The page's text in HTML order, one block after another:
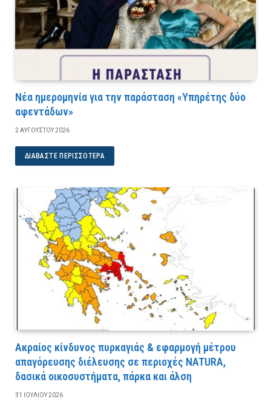
Νέα ημερομηνία για την παράσταση «Υπηρέτης δύο
αφεντάδων»
2 ΑΥΓΟΎΣΤΟΥ 2026
ΔΙΑΒΆΣΤΕ ΠΕΡΙΣΣΌΤΕΡΑ
Ακραίος κίνδυνος πυρκαγιάς & εφαρμογή μέτρου
απαγόρευσης διέλευσης σε περιοχές NATURA,
δασικά οικοσυστήματα, πάρκα και άλση
31 ΙΟΥΛΊΟΥ 2026